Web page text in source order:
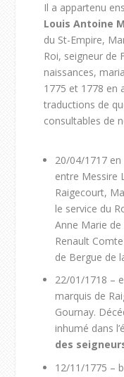
Il a appartenu
Louis Antoine
du St-Empire,
Roi, seigneur de
naissances,
1775 et 1778 en
traductions de
consultables de
20/04/1717 en
entre Messire
Raigecourt,
le service du
Anne Marie
Renault
de Bergue de
22/01/1718 –
marquis de
Gournay.
inhumé dans
des
12/11/1775 –